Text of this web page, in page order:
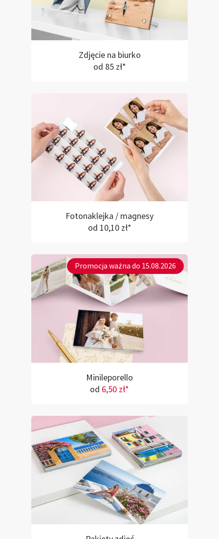
Zdjęcie na biurko
od 85 zł*
Fotonaklejka / magnesy
od 10,10 zł*
Promocja ważna do 15.08.2026
Minileporello
od 6,50 zł*